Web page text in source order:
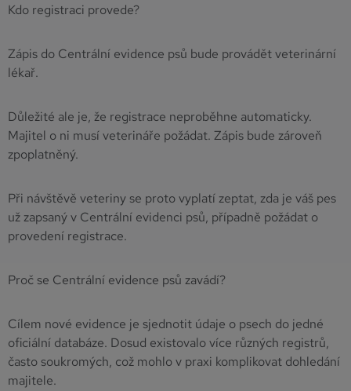
Kdo registraci provede?
Zápis do Centrální evidence psů bude provádět veterinární
lékař.
Důležité ale je, že registrace neproběhne automaticky.
Majitel o ni musí veterináře požádat. Zápis bude zároveň
zpoplatněný.
Při návštěvě veteriny se proto vyplatí zeptat, zda je váš pes
už zapsaný v Centrální evidenci psů, případně požádat o
provedení registrace.
Proč se Centrální evidence psů zavádí?
Cílem nové evidence je sjednotit údaje o psech do jedné
oficiální databáze. Dosud existovalo více různých registrů,
často soukromých, což mohlo v praxi komplikovat dohledání
majitele.